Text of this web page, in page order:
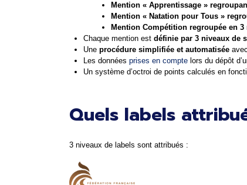
Mention « Apprentissage »
Mention « Natation pour Tous »
Mention Compétition regroupée en 3
Chaque mention est définie par 3 niveaux de
Une procédure simplifiée et automatisée
Les données prises en compte lors du dépôt
Un système d’octroi de points calculés en
Quels labels
3 niveaux de labels sont attribués :